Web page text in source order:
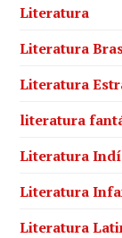
Literatura
Literatura
Literatura
literatura
Literatura
Literatura
Literatura